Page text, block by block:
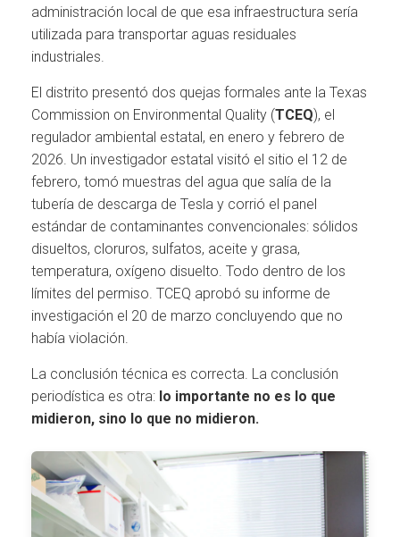
administración local de que esa infraestructura sería
utilizada para transportar aguas residuales
industriales.
El distrito presentó dos quejas formales ante la Texas
Commission on Environmental Quality (TCEQ), el
regulador ambiental estatal, en enero y febrero de
2026. Un investigador estatal visitó el sitio el 12 de
febrero, tomó muestras del agua que salía de la
tubería de descarga de Tesla y corrió el panel
estándar de contaminantes convencionales: sólidos
disueltos, cloruros, sulfatos, aceite y grasa,
temperatura, oxígeno disuelto. Todo dentro de los
límites del permiso. TCEQ aprobó su informe de
investigación el 20 de marzo concluyendo que no
había violación.
La conclusión técnica es correcta. La conclusión
periodística es otra: lo importante no es lo que
midieron, sino lo que no midieron.